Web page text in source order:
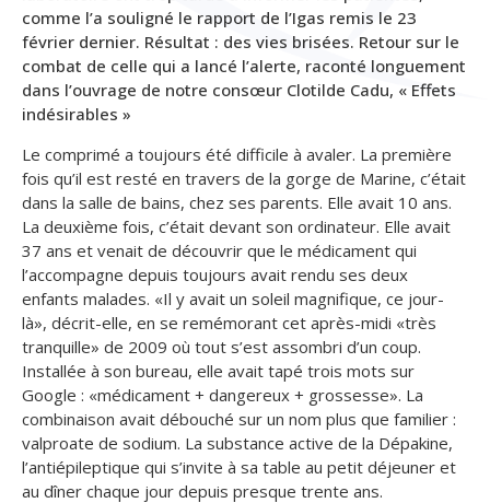
comme l’a souligné le rapport de l’Igas remis le 23
février dernier. Résultat : des vies brisées. Retour sur le
combat de celle qui a lancé l’alerte, raconté longuement
dans l’ouvrage de notre consœur Clotilde Cadu, « Effets
indésirables »
Le comprimé a toujours été difficile à avaler. La première
fois qu’il est resté en travers de la gorge de Marine, c’était
dans la salle de bains, chez ses parents. Elle avait 10 ans.
La deuxième fois, c’était devant son ordinateur. Elle avait
37 ans et venait de découvrir que le médicament qui
l’accompagne depuis toujours avait rendu ses deux
enfants malades. «Il y avait un soleil magnifique, ce jour-
là», décrit-elle, en se remémorant cet après-midi «très
tranquille» de 2009 où tout s’est assombri d’un coup.
Installée à son bureau, elle avait tapé trois mots sur
Google : «médicament + dangereux + grossesse». La
combinaison avait débouché sur un nom plus que familier :
valproate de sodium. La substance active de la Dépakine,
l’antiépileptique qui s’invite à sa table au petit déjeuner et
au dîner chaque jour depuis presque trente ans.